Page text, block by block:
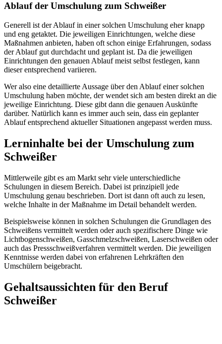
Ablauf der Umschulung zum Schweißer
Generell ist der Ablauf in einer solchen Umschulung eher knapp
und eng getaktet. Die jeweiligen Einrichtungen, welche diese
Maßnahmen anbieten, haben oft schon einige Erfahrungen, sodass
der Ablauf gut durchdacht und geplant ist. Da die jeweiligen
Einrichtungen den genauen Ablauf meist selbst festlegen, kann
dieser entsprechend variieren.
Wer also eine detaillierte Aussage über den Ablauf einer solchen
Umschulung haben möchte, der wendet sich am besten direkt an die
jeweilige Einrichtung. Diese gibt dann die genauen Auskünfte
darüber. Natürlich kann es immer auch sein, dass ein geplanter
Ablauf entsprechend aktueller Situationen angepasst werden muss.
Lerninhalte bei der Umschulung zum
Schweißer
Mittlerweile gibt es am Markt sehr viele unterschiedliche
Schulungen in diesem Bereich. Dabei ist prinzipiell jede
Umschulung genau beschrieben. Dort ist dann oft auch zu lesen,
welche Inhalte in der Maßnahme im Detail behandelt werden.
Beispielsweise können in solchen Schulungen die Grundlagen des
Schweißens vermittelt werden oder auch spezifischere Dinge wie
Lichtbogenschweißen, Gasschmelzschweißen, Laserschweißen oder
auch das Pressschweißverfahren vermittelt werden. Die jeweiligen
Kenntnisse werden dabei von erfahrenen Lehrkräften den
Umschülern beigebracht.
Gehaltsaussichten für den Beruf
Schweißer